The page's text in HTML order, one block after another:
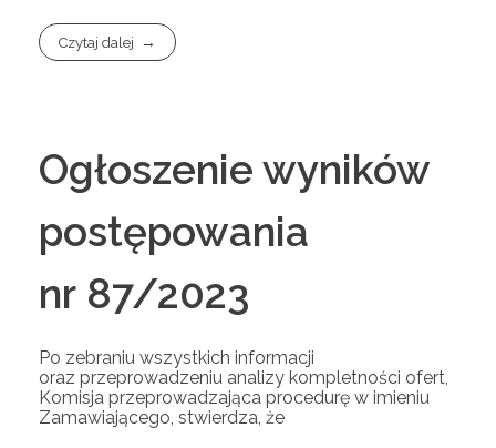
Czytaj dalej
Ogłoszenie wyników
postępowania
nr 87/2023
Po zebraniu wszystkich informacji
oraz przeprowadzeniu analizy kompletności ofert,
Komisja przeprowadzająca procedurę w imieniu
Zamawiającego, stwierdza, że